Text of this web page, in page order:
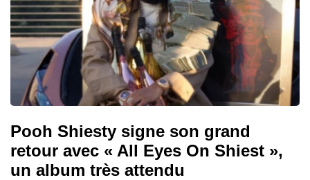
Pooh Shiesty signe son grand
retour avec « All Eyes On Shiest »,
un album très attendu